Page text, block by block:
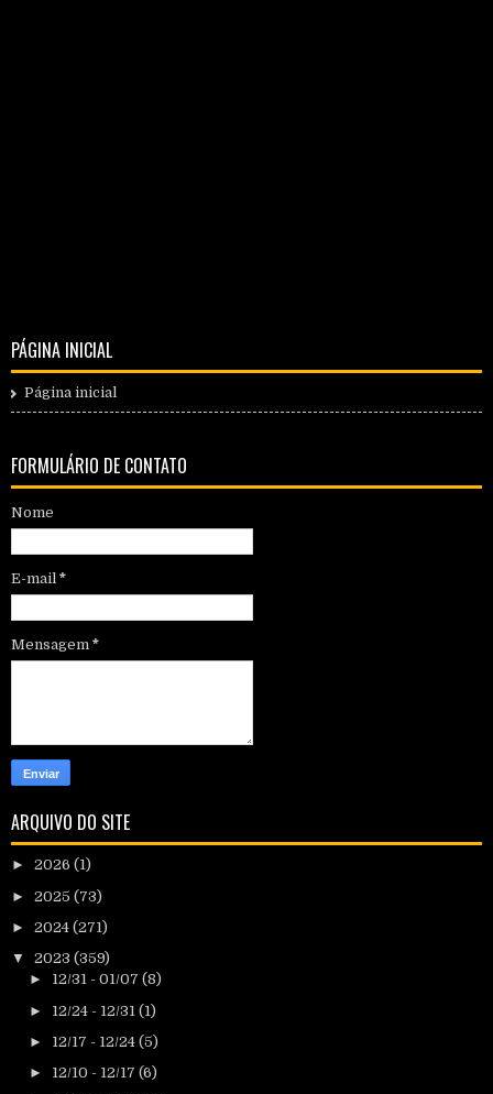
PÁGINA INICIAL
Página inicial
FORMULÁRIO DE CONTATO
Nome
E-mail *
Mensagem *
ARQUIVO DO SITE
► 2026 (1)
► 2025 (73)
► 2024 (271)
▼ 2023 (359)
► 12/31 - 01/07 (8)
► 12/24 - 12/31 (1)
► 12/17 - 12/24 (5)
► 12/10 - 12/17 (6)